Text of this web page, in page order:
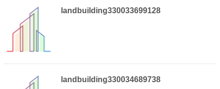
landbuilding330033699128
landbuilding330034689738